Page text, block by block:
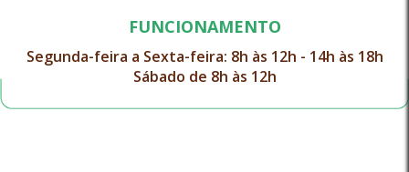
FUNCIONAMENTO
Segunda-feira a Sexta-feira: 8h às 12h - 14h às 18h
Sábado de 8h às 12h